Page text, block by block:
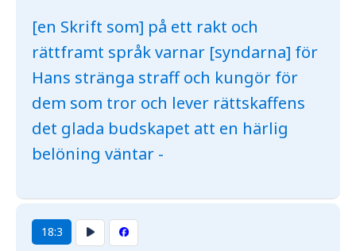
[en Skrift som] på ett rakt och
rättframt språk varnar [syndarna] för
Hans stränga straff och kungör för
dem som tror och lever rättskaffens
det glada budskapet att en härlig
belöning väntar -
18:3